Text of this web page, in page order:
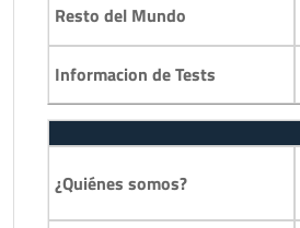
Resto del Mundo
Informacion de Tests
¿Quiénes somos?